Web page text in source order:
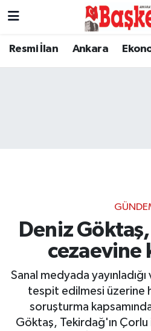
Resmi İlan Ankara
Deniz
cezaevine
Sanal medyada
tespit edilmesi üzerine
soruşturma
Göktaş, Tekirdağ'ın